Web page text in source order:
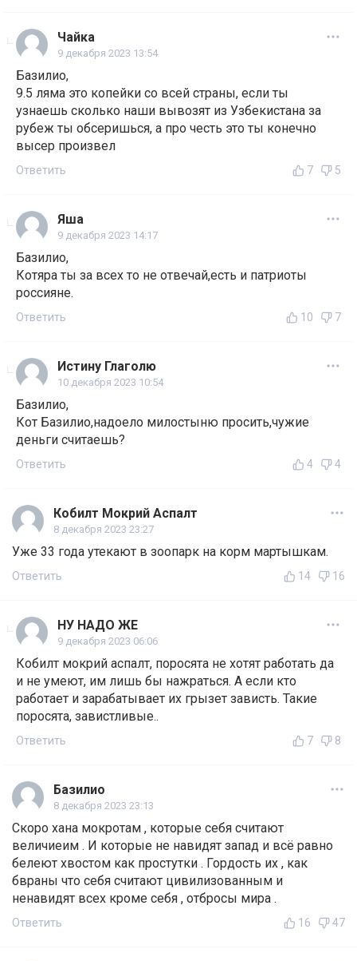
Чайка
9 декабря 2023 13:54
Базилио,
9.5 ляма это копейки со всей страны, если ты
узнаешь сколько наши вывозят из Узбекистана за
рубеж ты обсеришься, а про честь это ты конечно
высер произвел
Ответить 7 5
Яша
9 декабря 2023 14:17
Базилио,
Котяра ты за всех то не отвечай,есть и патриоты
россияне.
Ответить 10 7
Истину Глаголю
10 декабря 2023 10:54
Базилио,
Кот Базилио,надоело милостыню просить,чужие
деньги считаешь?
Ответить 4 4
Кобилт Мокрий Аспалт
8 декабря 2023 23:27
Уже 33 года утекают в зоопарк на корм мартышкам.
Ответить 14 16
НУ НАДО ЖЕ
9 декабря 2023 06:06
Кобилт мокрий аспалт, поросята не хотят работать да
и не умеют, им лишь бы нажраться. А если кто
работает и зарабатывает их грызет зависть. Такие
поросята, завистливые..
Ответить 7 8
Базилио
8 декабря 2023 23:13
Скоро хана мокротам , которые себя считают
величиеим . И которые не навидят запад и всё равно
белеют хвостом как простутки . Гордость их , как
бвраны что себя считают цивилизованным и
ненавидят всех кроме себя , отбросы мира .
Ответить 16 47